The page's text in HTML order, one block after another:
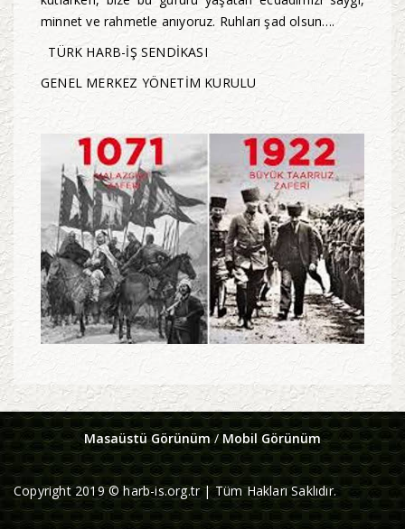
minnet ve rahmetle anıyoruz. Ruhları şad olsun….
TÜRK HARB-İŞ SENDİKASI
GENEL MERKEZ YÖNETİM KURULU
Masaüstü Görünüm/ Mobil Görünüm
Copyright 2019 © harb-is.org.tr | Tüm Hakları Saklıdır.